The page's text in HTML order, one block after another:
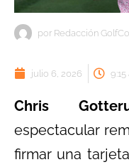
por Redacción
julio 6, 2026 9:15
Chris
espectacular
firmar una